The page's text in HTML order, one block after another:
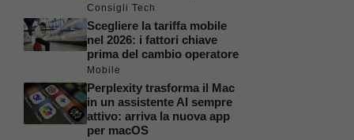
Consigli Tech
Scegliere la tariffa mobile
nel 2026: i fattori chiave
prima del cambio operatore
Mobile
Perplexity trasforma il Mac
in un assistente AI sempre
attivo: arriva la nuova app
per macOS